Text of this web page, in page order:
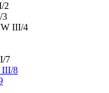
2
3
III/4
7
III/8